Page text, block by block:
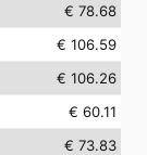
€ 78.68
€ 106.59
€ 106.26
€ 60.11
€ 73.83